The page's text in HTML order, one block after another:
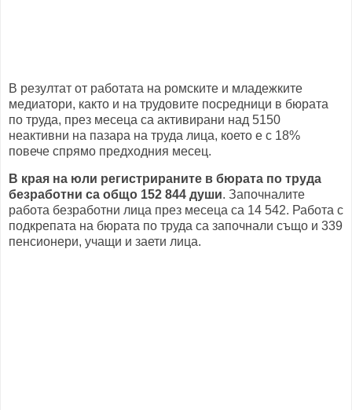
В резултат от работата на ромските и младежките
медиатори, както и на трудовите посредници в бюрата
по труда, през месеца са активирани над 5150
неактивни на пазара на труда лица, което е с 18%
повече спрямо предходния месец.
В края на юли регистрираните в бюрата по труда
безработни са общо 152 844 души. Започналите
работа безработни лица през месеца са 14 542. Работа с
подкрепата на бюрата по труда са започнали също и 339
пенсионери, учащи и заети лица.